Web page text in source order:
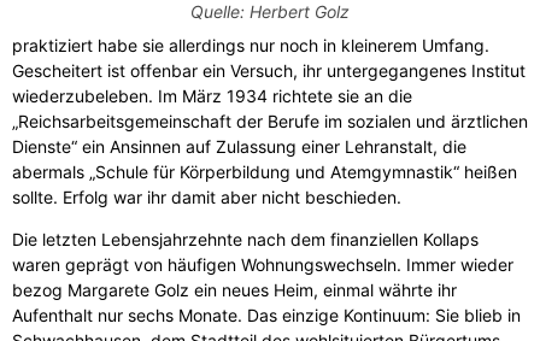
Quelle: Herbert Golz
praktiziert habe sie allerdings nur noch in kleinerem Umfang.
Gescheitert ist offenbar ein Versuch, ihr untergegangenes Institut
wiederzubeleben. Im März 1934 richtete sie an die
„Reichsarbeitsgemeinschaft der Berufe im sozialen und ärztlichen
Dienste“ ein Ansinnen auf Zulassung einer Lehranstalt, die
abermals „Schule für Körperbildung und Atemgymnastik“ heißen
sollte. Erfolg war ihr damit aber nicht beschieden.
Die letzten Lebensjahrzehnte nach dem finanziellen Kollaps
waren geprägt von häufigen Wohnungswechseln. Immer wieder
bezog Margarete Golz ein neues Heim, einmal währte ihr
Aufenthalt nur sechs Monate. Das einzige Kontinuum: Sie blieb in